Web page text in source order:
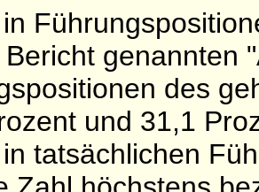
genannten
des
und 31,1
tatsächlichen